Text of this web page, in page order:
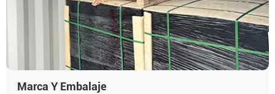
Marca Y Embalaje